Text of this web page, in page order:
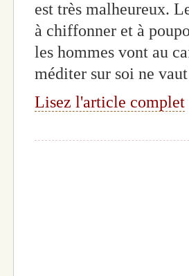
est très malheureux.
à chiffonner et à
les hommes vont au
méditer sur soi ne
Lisez l'article complet